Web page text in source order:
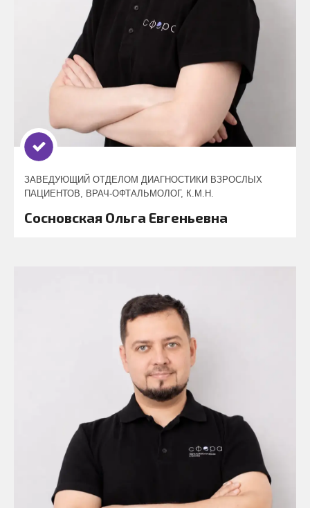
ЗАВЕДУЮЩИЙ ОТДЕЛОМ ДИАГНОСТИКИ ВЗРОСЛЫХ
ПАЦИЕНТОВ, ВРАЧ-ОФТАЛЬМОЛОГ, К.М.Н.
Сосновская Ольга Евгеньевна